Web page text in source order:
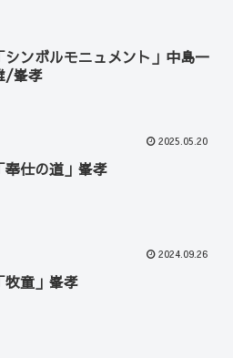
シンボルモニュメント」中島一
/峯孝
2025.05.20
奉仕の道」峯孝
2024.09.26
牧童」峯孝